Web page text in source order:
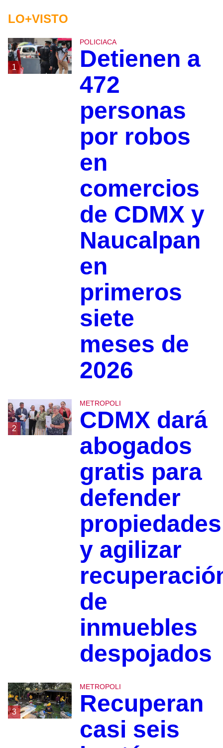
LO+VISTO
1
POLICIACA
Detienen a
472
personas
por robos
en
comercios
de CDMX y
Naucalpan
en
primeros
siete
meses de
2026
2
METROPOLI
CDMX dará
abogados
gratis para
defender
propiedades
y agilizar
de
inmuebles
despojados
3
METROPOLI
Recuperan
casi seis